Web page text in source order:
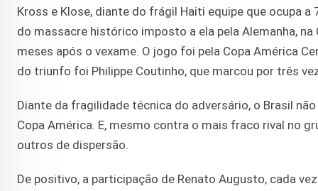
Kross e Klose, diante do frágil Haiti equipe que ocupa
do massacre histórico imposto a ela pela Alemanha,
meses após o vexame. O jogo foi pela Copa América
do triunfo foi Philippe Coutinho, que marcou por três
Diante da fragilidade técnica do adversário, o Brasil
Copa América. E, mesmo contra o mais fraco rival no
outros de dispersão.
De positivo, a participação de Renato Augusto, cada